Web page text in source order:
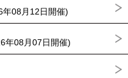
年08月12日開催)
年08月07日開催)